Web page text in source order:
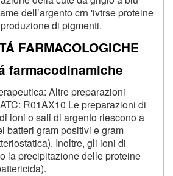
dell’argento crn 'ivtrse proteine
di pigmenti.
FARMACOLOGICHE
Altre preparazioni
R01AX10 Le preparazioni di
ioni o sali di argento riescono a
batteri gram positivi e gram
Inoltre, gli ioni di
la precipitazione delle proteine